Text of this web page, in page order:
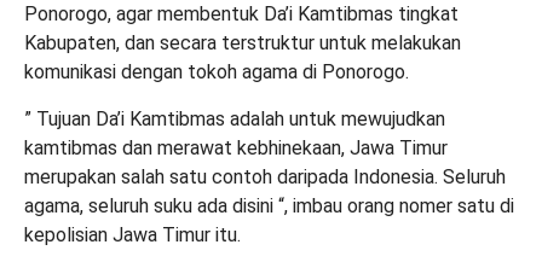
Ponorogo, agar membentuk Da’i Kamtibmas tingkat
Kabupaten, dan secara terstruktur untuk melakukan
komunikasi dengan tokoh agama di Ponorogo.
” Tujuan Da’i Kamtibmas adalah untuk mewujudkan
kamtibmas dan merawat kebhinekaan, Jawa Timur
merupakan salah satu contoh daripada Indonesia. Seluruh
agama, seluruh suku ada disini “, imbau orang nomer satu di
kepolisian Jawa Timur itu.